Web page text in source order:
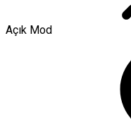
Açık Mod